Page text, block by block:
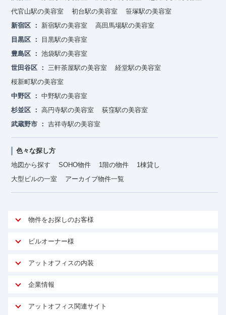
代官山駅の美容室
初台駅の美容室
笹塚駅の美容室
新宿区
新宿駅の美容室
高田馬場駅の美容室
目黒区
目黒駅の美容室
豊島区
池袋駅の美容室
世田谷区
三軒茶屋駅の美容室
経堂駅の美容室
桜新町駅の美容室
中野区
中野駅の美容室
杉並区
高円寺駅の美容室
荻窪駅の美容室
武蔵野市
吉祥寺駅の美容室
色々な探し方
地図から探す
SOHO物件 1階の物件
1棟貸し
大型ビルの一室
アーカイブ物件一覧
物件をお探しのお客様
アットオフィスが選ばれる理由
ご契約者様インタビュー
オフィスお役立ちコラム
ビルオーナー様
オーナー様向けサービス
マイソク作成
物件情報から成約賃料を予測
アットオフィスの内装
サービス内容
内装に関するよくある質問
企業情報
アットオフィス関連サイト